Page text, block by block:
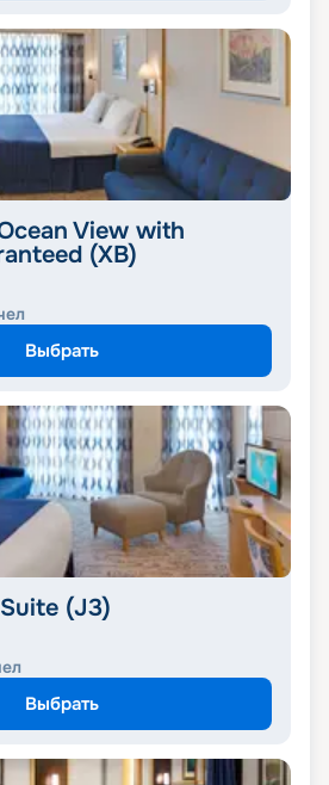
View with
(XB)
Выбрать
(J3)
Выбрать